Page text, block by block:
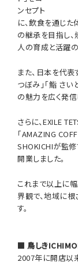
ンセプト
に、飲食を通じ
の継承を目指し、
人の育成と活躍
また、日本を代表
つぼみ」「鮨 さ
の魅力を広く発信
さらに、EXILE
「AMAZING
SHOKICHIが監
開業しました。
これまで以上に
界観で、地域に
す。
■ 鳥しき
2007年に開店以